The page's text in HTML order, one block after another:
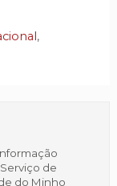
,
de
do Minho